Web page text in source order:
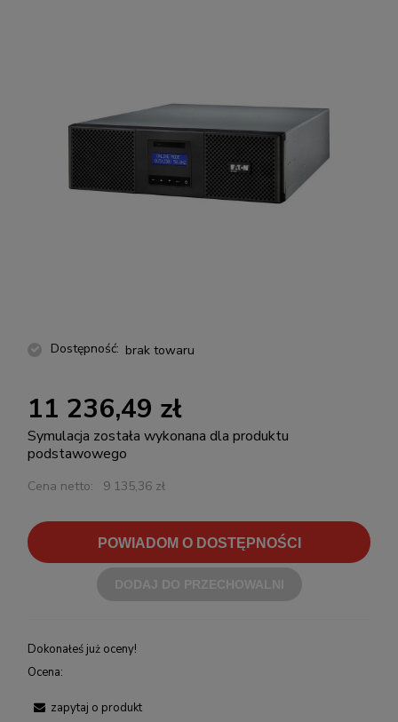
Dostępność: brak towaru
11 236,49 zł
Symulacja została wykonana dla produktu
podstawowego
Cena netto: 9 135,36 zł
POWIADOM O DOSTĘPNOŚCI
Dokonałeś już oceny!
Ocena:
zapytaj o produkt